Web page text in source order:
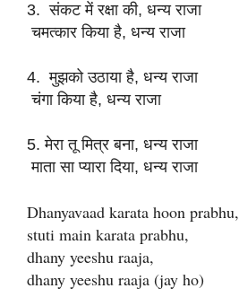
3. संकट में रक्षा की, धन्य राजा
चमत्कार किया है, धन्य राजा
4. मुझको उठाया है, धन्य राजा
चंगा किया है, धन्य राजा
5. मेरा तू मित्र बना, धन्य राजा
माता सा प्यारा दिया, धन्य राजा
Dhanyavaad karata hoon prabhu,
stuti main karata prabhu,
dhany yeeshu raaja,
dhany yeeshu raaja (jay ho)